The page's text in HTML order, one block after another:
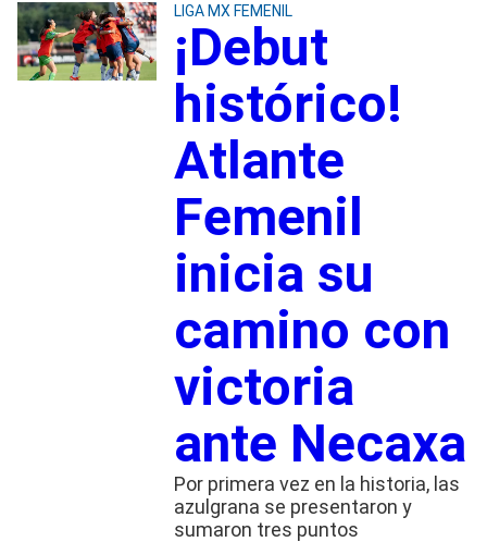
LIGA MX FEMENIL
¡Debut
histórico!
Atlante
Femenil
inicia su
camino con
victoria
ante Necaxa
Por primera vez en la historia, las
azulgrana se presentaron y
sumaron tres puntos